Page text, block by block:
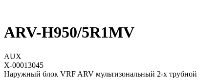
ARV-H950/5R1MV
AUX
X-00013045
Наружный блок VRF ARV мультизональный 2-х трубной